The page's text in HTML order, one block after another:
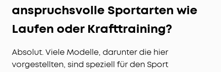
anspruchsvolle Sportarten wie
Laufen oder Krafttraining?
Absolut. Viele Modelle, darunter die hier
vorgestellten, sind speziell für den Sport